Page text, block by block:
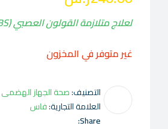
لعلاج متلازمة القولون العصبي (IBS) واضطرابات الجهاز الهضمي الوظيفية
غير متوفر في المخزون
التصنيف:صحة الجهاز الهضمى
العلامة التجارية:فاس
Share: